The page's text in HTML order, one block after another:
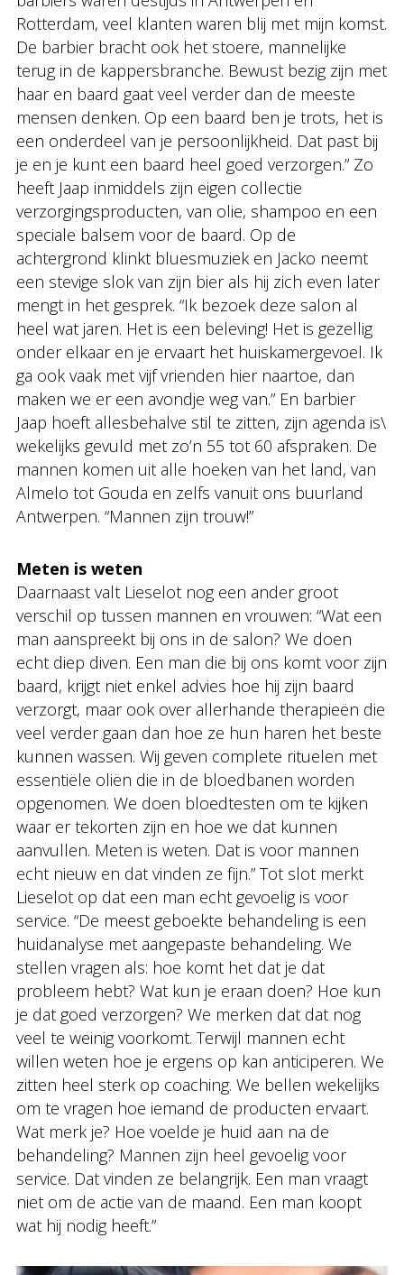
Rotterdam, veel klanten waren blij met mijn komst.
De barbier bracht ook het stoere, mannelijke
terug in de kappersbranche. Bewust bezig zijn met
haar en baard gaat veel verder dan de meeste
mensen denken. Op een baard ben je trots, het is
een onderdeel van je persoonlijkheid. Dat past bij
je en je kunt een baard heel goed verzorgen.” Zo
heeft Jaap inmiddels zijn eigen collectie
verzorgingsproducten, van olie, shampoo en een
speciale balsem voor de baard. Op de
achtergrond klinkt bluesmuziek en Jacko neemt
een stevige slok van zijn bier als hij zich even later
mengt in het gesprek. “Ik bezoek deze salon al
heel wat jaren. Het is een beleving! Het is gezellig
onder elkaar en je ervaart het huiskamergevoel. Ik
ga ook vaak met vijf vrienden hier naartoe, dan
maken we er een avondje weg van.” En barbier
Jaap hoeft allesbehalve stil te zitten, zijn agenda is\
wekelijks gevuld met zo’n 55 tot 60 afspraken. De
mannen komen uit alle hoeken van het land, van
Almelo tot Gouda en zelfs vanuit ons buurland
Antwerpen. “Mannen zijn trouw!”
Meten is weten
Daarnaast valt Lieselot nog een ander groot
verschil op tussen mannen en vrouwen: “Wat een
man aanspreekt bij ons in de salon? We doen
echt diep diven. Een man die bij ons komt voor zijn
baard, krijgt niet enkel advies hoe hij zijn baard
verzorgt, maar ook over allerhande therapieën die
veel verder gaan dan hoe ze hun haren het beste
kunnen wassen. Wij geven complete rituelen met
essentiële oliën die in de bloedbanen worden
opgenomen. We doen bloedtesten om te kijken
waar er tekorten zijn en hoe we dat kunnen
aanvullen. Meten is weten. Dat is voor mannen
echt nieuw en dat vinden ze fijn.” Tot slot merkt
Lieselot op dat een man echt gevoelig is voor
service. “De meest geboekte behandeling is een
huidanalyse met aangepaste behandeling. We
stellen vragen als: hoe komt het dat je dat
probleem hebt? Wat kun je eraan doen? Hoe kun
je dat goed verzorgen? We merken dat dat nog
veel te weinig voorkomt. Terwijl mannen echt
willen weten hoe je ergens op kan anticiperen. We
zitten heel sterk op coaching. We bellen wekelijks
om te vragen hoe iemand de producten ervaart.
Wat merk je? Hoe voelde je huid aan na de
behandeling? Mannen zijn heel gevoelig voor
service. Dat vinden ze belangrijk. Een man vraagt
niet om de actie van de maand. Een man koopt
wat hij nodig heeft.”